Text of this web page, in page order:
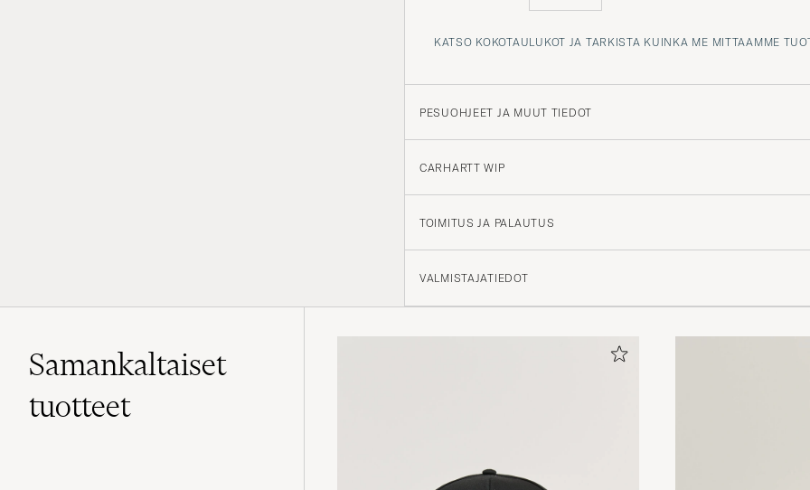
KATSO KOKOTAULUKOT JA TARKISTA KUINKA ME MITTAAMME
PESUOHJEET JA MUUT TIEDOT
CARHARTT WIP
TOIMITUS JA PALAUTUS
VALMISTAJATIEDOT
Samankaltaiset
tuotteet